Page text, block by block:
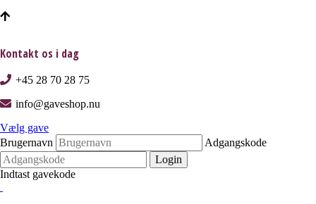
Kontakt os i dag
+45 28 70 28 75
info@gaveshop.nu
Vælg gave
Brugernavn
Adgangskode
Login
Indtast gavekode